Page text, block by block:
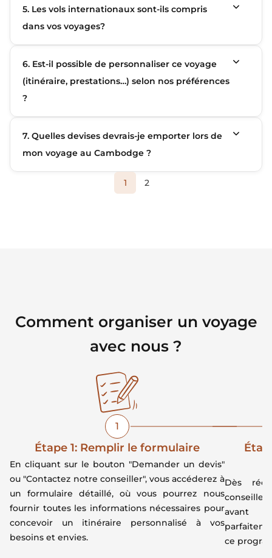
5. Les vols internationaux sont-ils compris
dans vos voyages?
6. Est-il possible de personnaliser ce voyage
(itinéraire, prestations…) selon nos préférences
?
7. Quelles devises devrais-je emporter lors de
mon voyage au Cambodge ?
1 2
Comment organiser un voyage
avec nous ?
1
Étape 1: Remplir le formulaire
En cliquant sur le bouton "Demander un devis"
ou "Contactez notre conseiller", vous accéderez à
un formulaire détaillé, où vous pourrez nous
fournir toutes les informations nécessaires pour
concevoir un itinéraire personnalisé à vos
besoins et envies.
Dès
conseiller
avant
ce